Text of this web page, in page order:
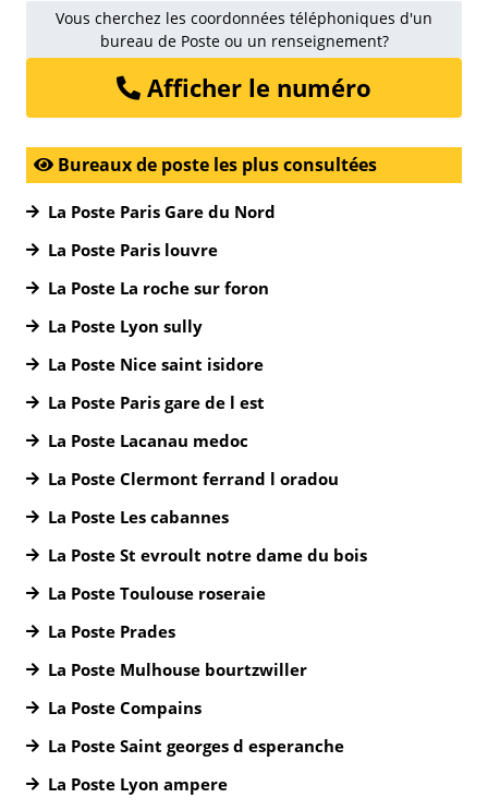
Vous cherchez les coordonnées téléphoniques d'un
bureau de Poste ou un renseignement?
Afficher le numéro
Bureaux de poste les plus consultées
La Poste Paris Gare du Nord
La Poste Paris louvre
La Poste La roche sur foron
La Poste Lyon sully
La Poste Nice saint isidore
La Poste Paris gare de l est
La Poste Lacanau medoc
La Poste Clermont ferrand l oradou
La Poste Les cabannes
La Poste St evroult notre dame du bois
La Poste Toulouse roseraie
La Poste Prades
La Poste Mulhouse bourtzwiller
La Poste Compains
La Poste Saint georges d esperanche
La Poste Lyon ampere